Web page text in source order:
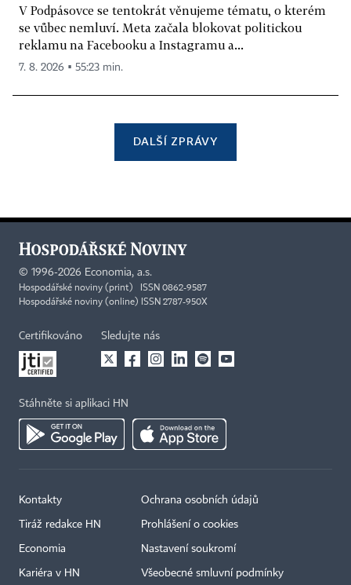
V Podpásovce se tentokrát věnujeme tématu, o kterém
se vůbec nemluví. Meta začala blokovat politickou
reklamu na Facebooku a Instagramu a...
7. 8. 2026 ▪ 55:23 min.
DALŠÍ ZPRÁVY
© 1996-2026 Economia, a.s.
Hospodářské noviny (print) ISSN 0862-9587
Hospodářské noviny (online) ISSN 2787-950X
Certifikováno Sledujte nás
Stáhněte si aplikaci HN
Kontakty
Tiráž redakce HN
Economia
Kariéra v HN
Ochrana osobních údajů
Prohlášení o cookies
Nastavení soukromí
Všeobecné smluvní podmínky